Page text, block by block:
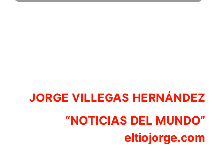
JORGE VILLEGAS HERNÁNDEZ
“NOTICIAS DEL MUNDO”
eltiojorge.com